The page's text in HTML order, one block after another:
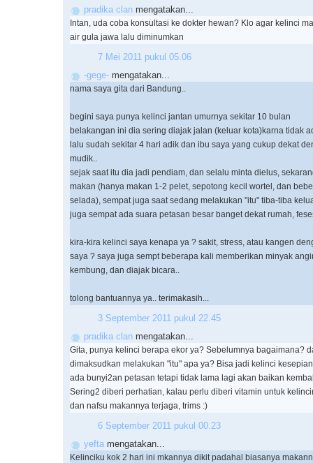
pradika clan mengatakan...
Intan, uda coba konsultasi ke dokter hewan? Klo agar kelinci
air gula jawa lalu diminumkan
7 Mei 2011 pukul 05.06
-gege- mengatakan...
nama saya gita dari Bandung..
begini saya punya kelinci jantan umurnya sekitar 10 bulan
belakangan ini dia sering diajak jalan (keluar kota)karna tidak
lalu sudah sekitar 4 hari adik dan ibu saya yang cukup dekat
mudik..
sejak saat itu dia jadi pendiam, dan selalu minta dielus,
makan (hanya makan 1-2 pelet, sepotong kecil wortel, dan
selada), sempat juga saat sedang melakukan "itu" tiba-tiba
juga sempat ada suara petasan besar banget dekat rumah,
kira-kira kelinci saya kenapa ya ? sakit, stress, atau kangen
saya ? saya juga sempt beberapa kali memberikan minyak
kembung, dan diajak bicara..
tolong bantuannya ya.. terimakasih...
3 September 2011 pukul 22.45
pradika clan mengatakan...
Gita, punya kelinci berapa ekor ya? Sebelumnya bagaimana?
dimaksudkan melakukan "itu" apa ya? Bisa jadi kelinci
ada bunyi2an petasan tetapi tidak lama lagi akan baikan
Sering2 diberi perhatian, kalau perlu diberi vitamin untuk
dan nafsu makannya terjaga, trims :)
6 September 2011 pukul 00.23
yefta mengatakan...
Kelinciku kok 2 hari ini mkannya dikit padahal biasanya